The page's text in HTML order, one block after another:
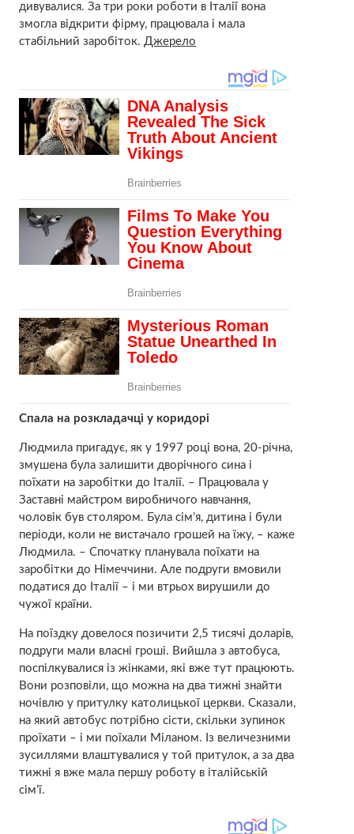
дивувалися. За три роки роботи в Італії вона
змогла відкрити фірму, працювала і мала
стабільний заробіток. Джерело
Спала на розкладачці у коридорі
Людмила пригадує, як у 1997 році вона, 20-річна,
змушена була залишити дворічного сина і
поїхати на заробітки до Італії. – Працювала у
Заставні майстром виробничого навчання,
чоловік був столяром. Була сім’я, дитина і були
періоди, коли не вистачало грошей на їжу, – каже
Людмила. – Спочатку планувала поїхати на
заробітки до Німеччини. Але подруги вмовили
податися до Італії – і ми втрьох вирушили до
чужої країни.
На поїздку довелося позичити 2,5 тисячі доларів,
подруги мали власні гроші. Вийшла з автобуса,
поспілкувалися із жінками, які вже тут працюють.
Вони розповіли, що можна на два тижні знайти
ночівлю у притулку католицької церкви. Сказали,
на який автобус потрібно сісти, скільки зупинок
проїхати – і ми поїхали Міланом. Із величезними
зусиллями влаштувалися у той притулок, а за два
тижні я вже мала першу роботу в італійській
сім’ї.